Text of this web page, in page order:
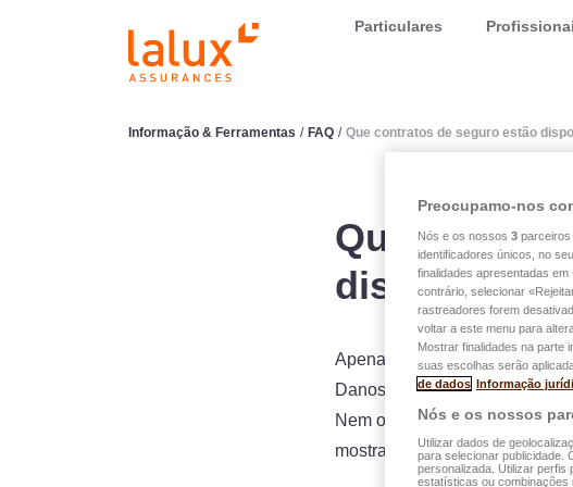
LALUX AssurancesParticulares
Informação & Ferramentas / FAQ / Que contratos de seguro estão
Que
disponíveis
Apenas os riscos cobertos
Danos, responsabilidade civil,
Nem os contratos futuros nem
mostrados.
Preocupamo-nos
Nós e os nossos 3 parceiros
identificadores únicos, no
finalidades apresentadas
contrário, selecionar
rastreadores forem
voltar a este menu para
Mostrar finalidades na parte
suas escolhas serão
de dados Informação
Nós e os nossos
Utilizar dados de
para selecionar publicidade.
personalizada. Utilizar perfis
estatísticas ou combinações